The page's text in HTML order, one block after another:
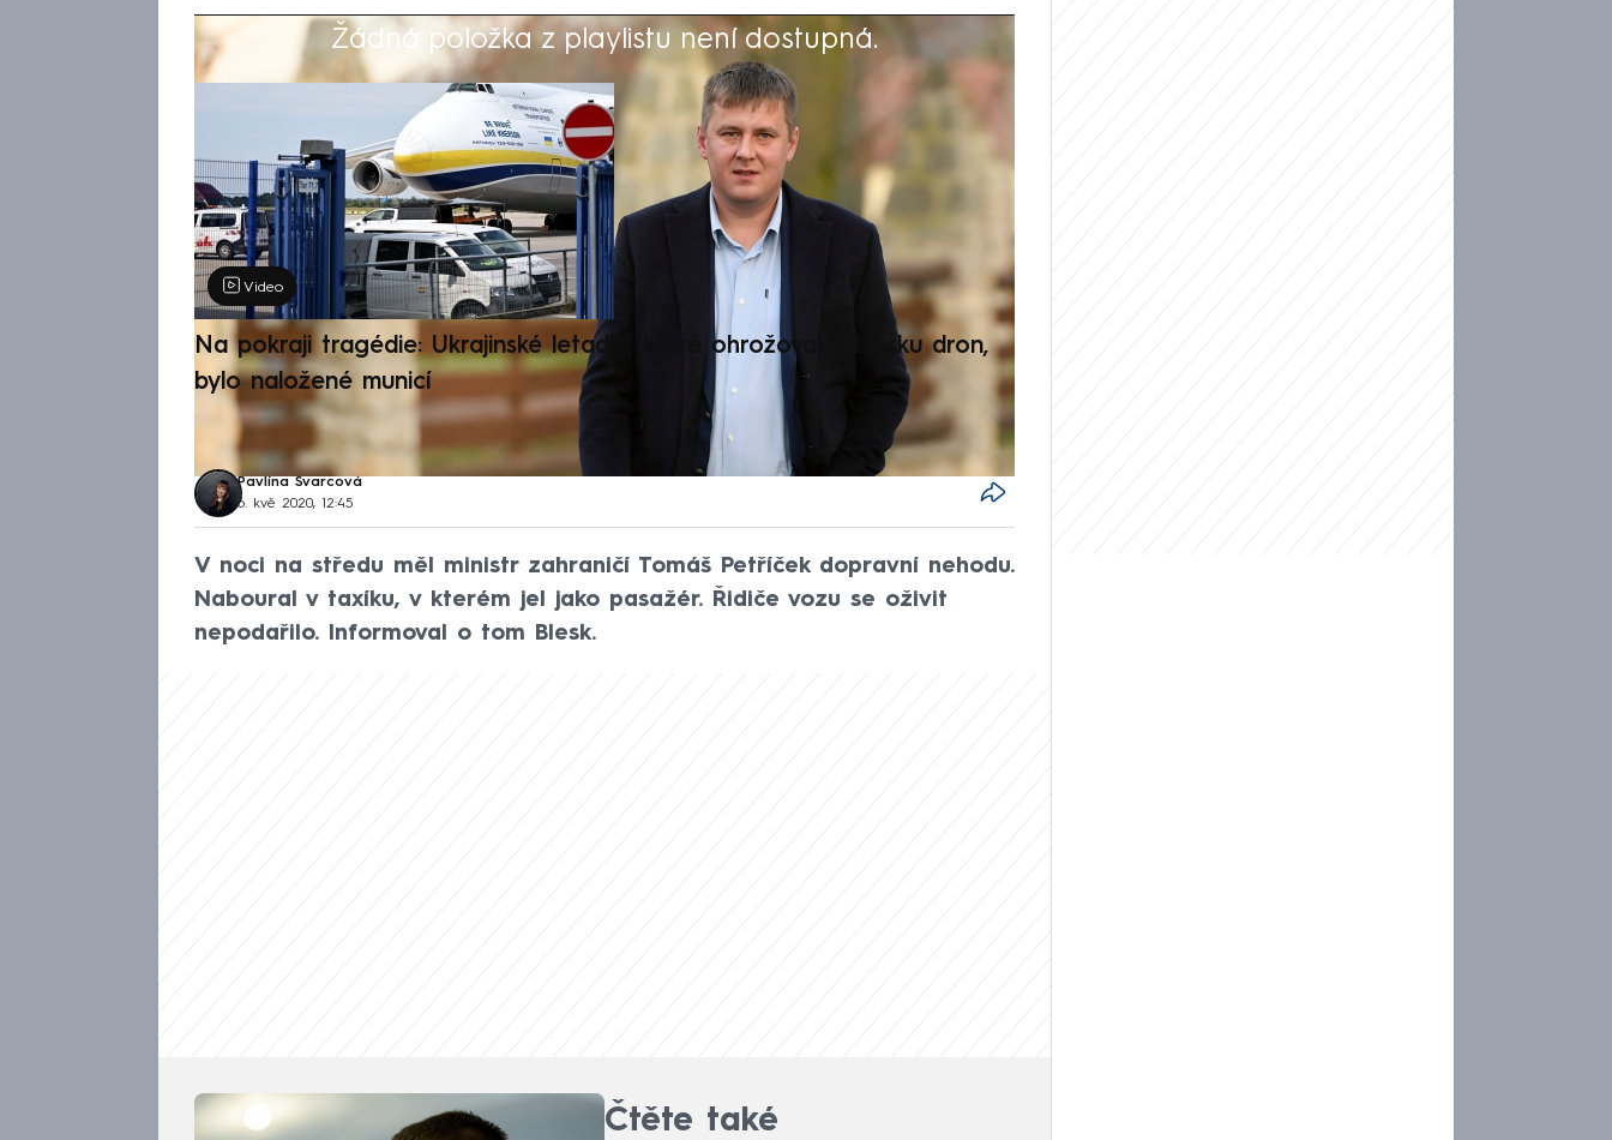
Žádná položka z playlistu není dostupná.
Výběr redakce
Video
Na pokraji tragédie: Ukrajinské letadlo, které ohrožoval v Lipsku dron,
bylo naložené municí
Pavlína Švarcová
6. kvě 2020, 12:45
V noci na středu měl ministr zahraničí Tomáš Petříček dopravní nehodu.
Naboural v taxíku, v kterém jel jako pasažér. Řidiče vozu se oživit
nepodařilo. Informoval o tom Blesk.
Čtěte také